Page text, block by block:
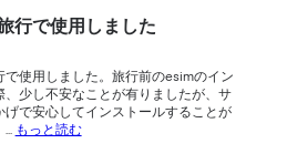
行で使用しました
で使用しました。旅行前のesimのイン
、少し不安なことが有りましたが、サ
げで安心してインストールすることが
もっと読む